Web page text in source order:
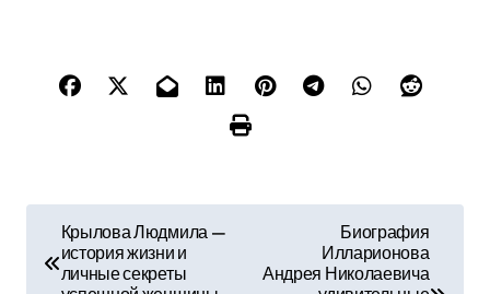
Крылова Людмила —
история жизни и
личные секреты
Биография
Илларионова
Андрея Николаевича